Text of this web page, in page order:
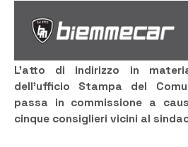
L’atto di indirizzo in
dell’ufficio Stampa del
passa in commissione a
cinque consiglieri vicini al